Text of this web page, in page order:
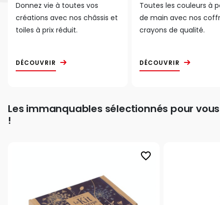
Donnez vie à toutes vos
créations avec nos châssis et
toiles à prix réduit.
DÉCOUVRIR
Toutes les couleurs à
de main avec nos
crayons de qualité.
DÉCOUVRIR
Les immanquables sélectionnés pour vous
!
favorite_border